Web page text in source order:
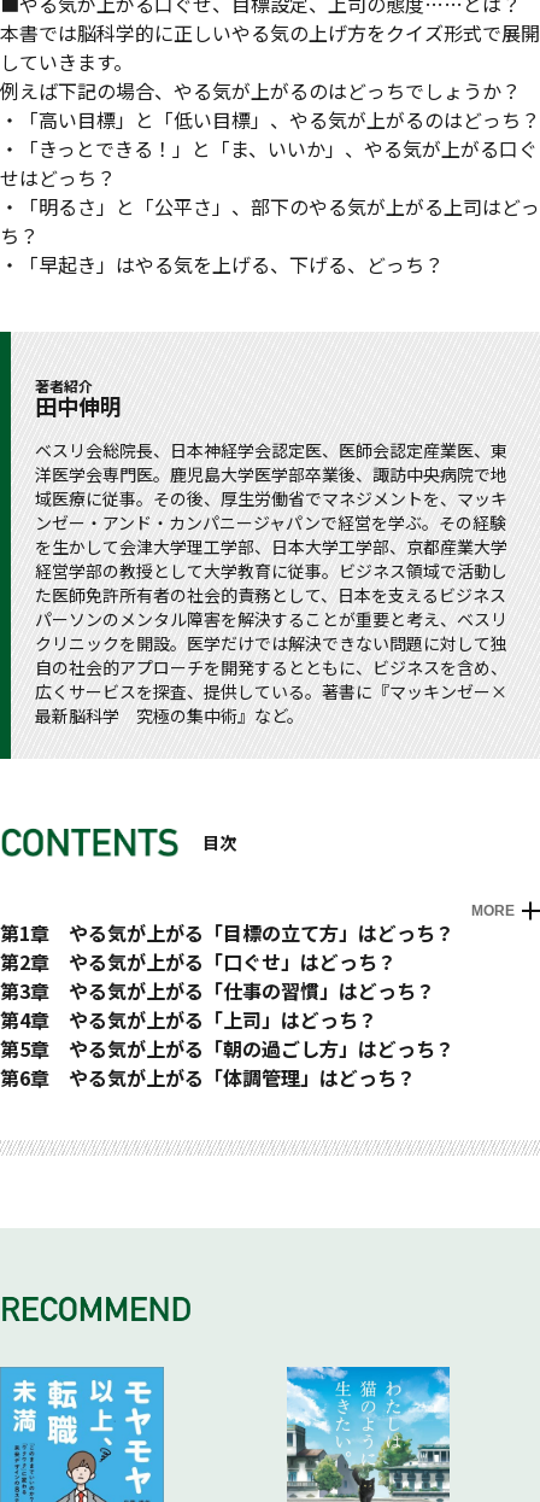
本書では脳科学的に正しいやる気の上げ方をクイズ形式で展開
していきます。
例えば下記の場合、やる気が上がるのはどっちでしょうか？
・「高い目標」と「低い目標」、やる気が上がるのはどっち？
・「きっとできる！」と「ま、いいか」、やる気が上がる口ぐ
せはどっち？
・「明るさ」と「公平さ」、部下のやる気が上がる上司はどっ
ち？
・「早起き」はやる気を上げる、下げる、どっち？
著者紹介
田中伸明
ベスリ会総院長、日本神経学会認定医、医師会認定産業医、東
洋医学会専門医。鹿児島大学医学部卒業後、諏訪中央病院で地
域医療に従事。その後、厚生労働省でマネジメントを、マッキ
ンゼー・アンド・カンパニージャパンで経営を学ぶ。その経験
を生かして会津大学理工学部、日本大学工学部、京都産業大学
経営学部の教授として大学教育に従事。ビジネス領域で活動し
た医師免許所有者の社会的責務として、日本を支えるビジネス
パーソンのメンタル障害を解決することが重要と考え、ベスリ
クリニックを開設。医学だけでは解決できない問題に対して独
自の社会的アプローチを開発するとともに、ビジネスを含め、
広くサービスを探査、提供している。著書に『マッキンゼー×
最新脳科学 究極の集中術』など。
目次
MORE
はじめに
第1章 やる気が上がる「目標の立て方」はどっち？
01 「高い目標」と「低い目標」、やる気が上がるのはどっ
ち？
02 「やることリスト」を作ると、やる気が上がる、プレッシ
ャーになる、どっち？
03 「目的」と「目標」、やる気が上がるのはどっち？
05 迷ったら「困難な道」と「簡単な道」、やる気が上がる
のはどっち？
コラム やる気がある人は、なぜやる気があるのか？
第2章 やる気が上がる「口ぐせ」はどっち？
07 「きっとできる！」と「ま、いいか」、やる気が上がる口
ぐせはどっち？
08 ポジティブな言葉とネガティブな言葉、やる気が上がるの
はどっち？
け止める、やる気が上がるのはどっち？
10 「疲れた」「しんどい」と思っても、口に出さない方がい
11 「グチ」を言うとやる気が下がる、むしろ上がる、どっ
第3章 やる気が上がる「仕事の習慣」はどっち？
12 仕事がマンネリでつまらない！ 新しい仕事を始める、
休む、やる気が上がるのはどっち？
13 「サプライズ」はやる気が上がる、下がる、どっち？
ち？
15 反省する、反省しない、やる気が上がるのはどっち？
17 「偉人伝」と「マンガ」、やる気が上がる本はどっち？
第4章 やる気が上がる「上司」はどっち？
18 「褒める」と「叱る」、部下のやる気が上がるのはどっ
ち？
っち？
20 細かく教える上司、好きにやらせる上司、どっちがやる
21 隙がない上司、隙が多い上司、部下のやる気を上げるの
やる気になるのはどっち？
はどっち？
コラム 会社に行くのがツラいときは休んだほうがいい？
第5章 やる気が上がる「朝の過ごし方」はどっち？
24 「早起き」はやる気を上げる、下げる、どっち？
26 「晴れの日」と「曇りの日」、やる気が上がるのはどっ
ち？
28 「午前」と「午後」、やる気が上がるのはどっち？
30 どうしてもやる気がしないときはいっそ何もしない、無
31 翌日のやる気が高まる「寝る前のルーティン」はある、
ない、どっち？
コラム やる気はどのようにして生まれるのか？
第6章 やる気が上がる「体調管理」はどっち？
どっち？
33 腸を整える飲料を飲むと、やる気が上がる、下がる、ど
34 お酒を飲むとやる気は上がる、下がる、どっち？
っち？
ち？
38 「赤」と「白」、やる気が上がる色はどっち？
コラム 「更年期」にやる気が上がらないのは仕方がない？